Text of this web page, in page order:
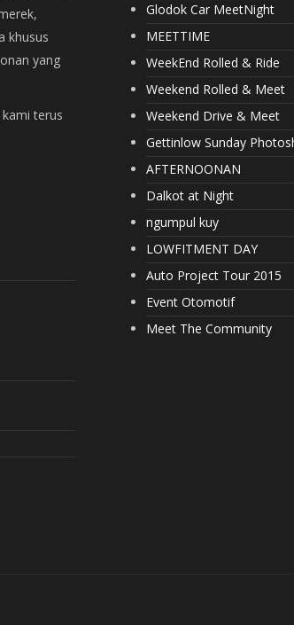
khusus
yang
terus
Glodok Car MeetNight
MEETTIME
WeekEnd Rolled & Ride
Weekend Rolled & Meet
Weekend Drive & Meet
Gettinlow Sunday
AFTERNOONAN
Dalkot at Night
ngumpul kuy
LOWFITMENT DAY
Auto Project Tour 2015
Event Otomotif
Meet The Community